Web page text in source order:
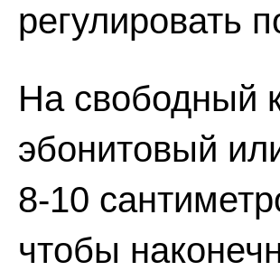
регулировать
На свободный
эбонитовый
8-10
чтобы